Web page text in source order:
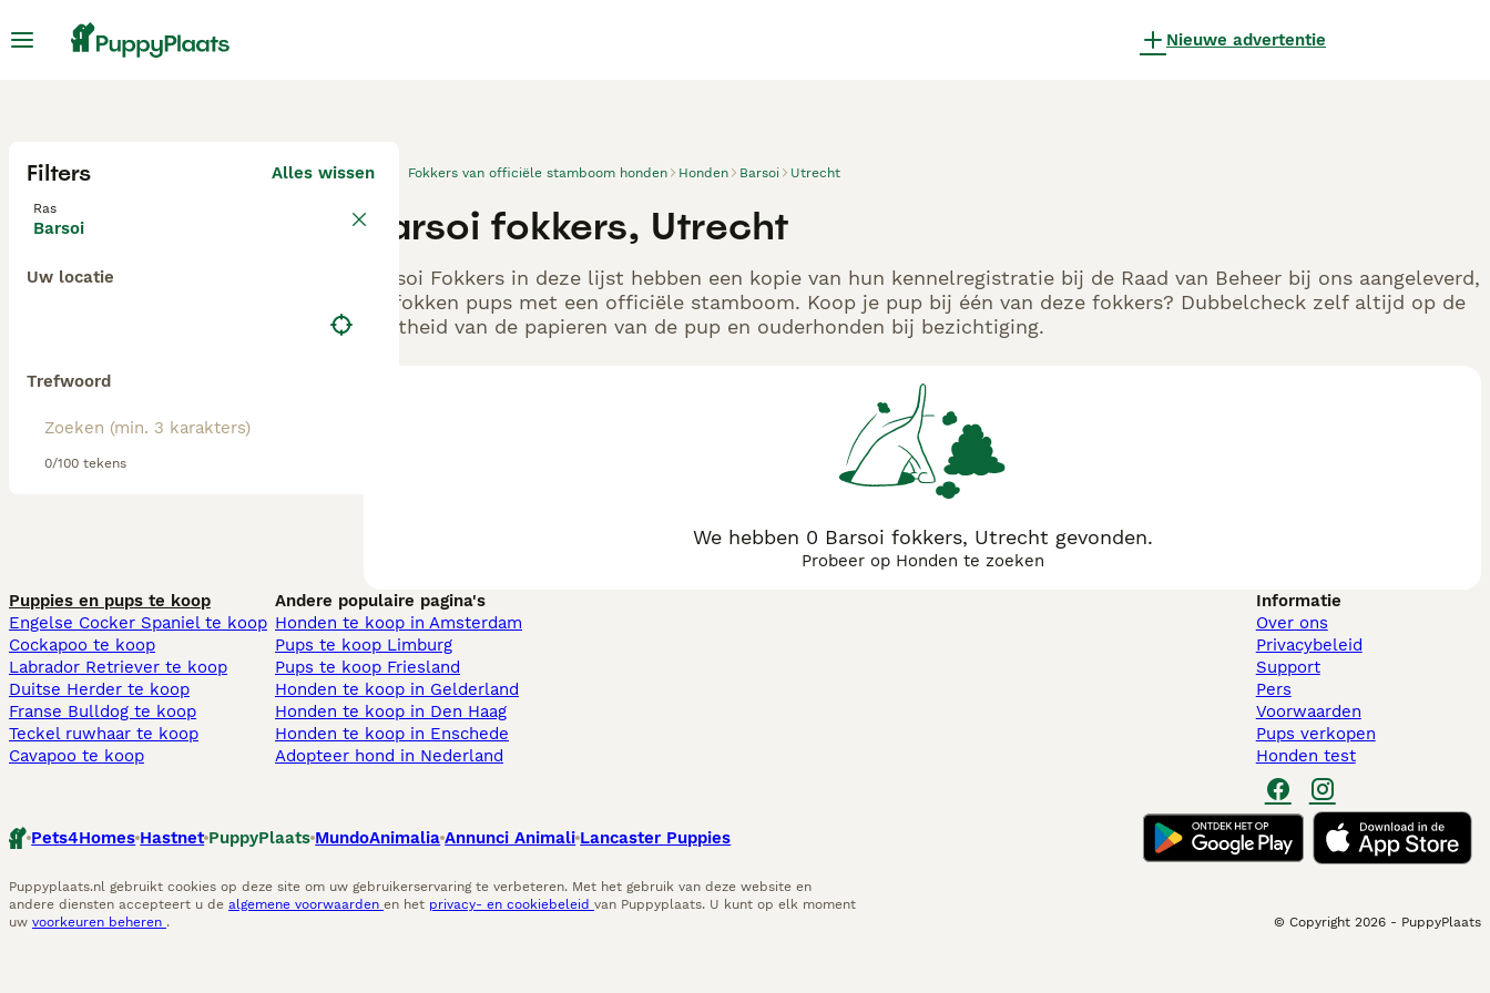
Nieuwe advertentie
Filters Alles wissen
Ras
Barsoi
Uw locatie
Trefwoord
0/100 tekens
Fokkers van officiële stamboom honden Honden Barsoi Utrecht
Barsoi fokkers, Utrecht
Barsoi Fokkers in deze lijst hebben een kopie van hun kennelregistratie bij de Raad van Beheer bij ons aangeleverd,
en fokken pups met een officiële stamboom. Koop je pup bij één van deze fokkers? Dubbelcheck zelf altijd op de
echtheid van de papieren van de pup en ouderhonden bij bezichtiging.
We hebben 0 Barsoi fokkers, Utrecht gevonden.
Probeer op Honden te zoeken
Puppies en pups te koop
Engelse Cocker Spaniel te koop
Cockapoo te koop
Labrador Retriever te koop
Duitse Herder te koop
Franse Bulldog te koop
Teckel ruwhaar te koop
Cavapoo te koop
Andere populaire pagina's
Honden te koop in Amsterdam
Pups te koop Limburg​
Pups te koop Friesland​
Honden te koop in Gelderland
Honden te koop in Den Haag
Honden te koop in Enschede
Adopteer hond in Nederland
Informatie
Over ons
Privacybeleid
Support
Pers
Voorwaarden
Pups verkopen
Honden test
Pets4Homes Hastnet PuppyPlaats MundoAnimalia Annunci Animali Lancaster Puppies
Puppyplaats.nl gebruikt cookies op deze site om uw gebruikerservaring te verbeteren. Met het gebruik van deze website en
andere diensten accepteert u de algemene voorwaarden en het privacy- en cookiebeleid van Puppyplaats. U kunt op elk moment
uw voorkeuren beheren . © Copyright 2026 - PuppyPlaats